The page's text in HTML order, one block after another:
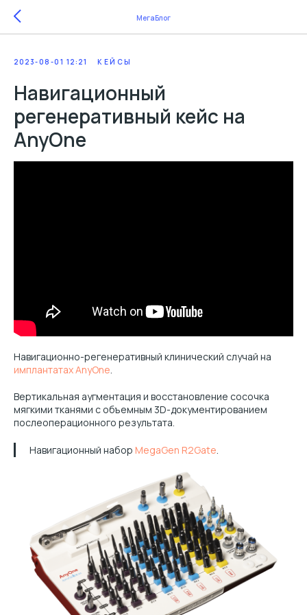
МегаБлог
2023-08-01 12:21 КЕЙСЫ
Навигационный
регенеративный кейс на
AnyOne
Навигационно-регенеративный клинический случай на
имплантатах AnyOne
Вертикальная аугментация и восстановление сосочка
мягкими тканями с объемным 3D-документированием
послеоперационного результата.
Навигационный набор MegaGen R2Gate